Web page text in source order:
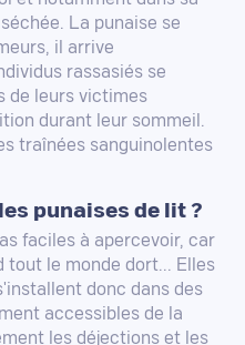
La punaise se
il arrive
rassasiés se
de leurs victimes
durant leur sommeil.
traînées sanguinolentes
punaises de lit ?
faciles à apercevoir, car
tout le monde dort... Elles
donc dans des
accessibles de la
les déjections et les